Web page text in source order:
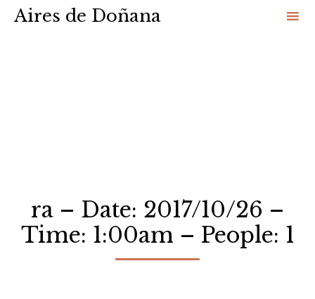
Aires de Doñana
ra – Date: 2017/10/26 –
Time: 1:00am – People: 1